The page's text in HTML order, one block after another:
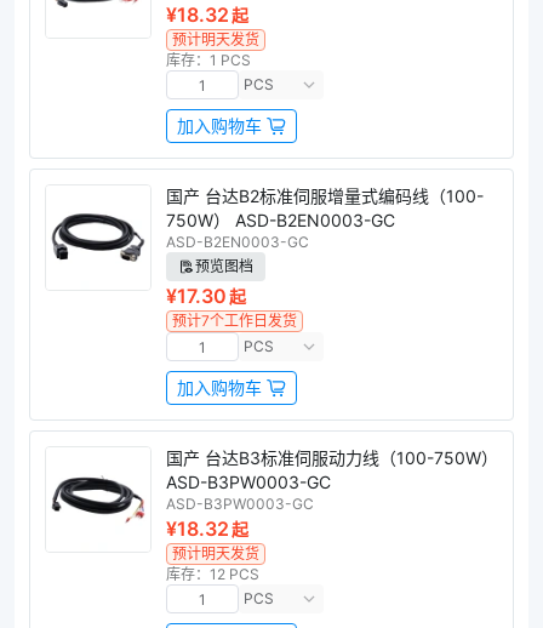
¥18.32起
预计明天发货
库存：1 PCS
PCS
加入购物车
国产 台达B2标准伺服增量式编码线（100-
750W） ASD-B2EN0003-GC
ASD-B2EN0003-GC
预览图档
¥17.30起
预计7个工作日发货
PCS
加入购物车
国产 台达B3标准伺服动力线（100-750W）
ASD-B3PW0003-GC
ASD-B3PW0003-GC
¥18.32起
预计明天发货
库存：12 PCS
PCS